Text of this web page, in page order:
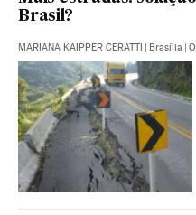
Brasil?
MARIANA KAIPPER CERATTI | Brasília |